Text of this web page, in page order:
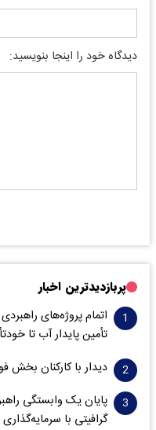
دیدگاه خود را اینجا بنویسید:
پربازدیدترین اخبار
تأمین پایدار آب تا
دیدار با کارکنان بخش
پایان یک وابستگی
گرافیتی با سرمایه‌گذاری